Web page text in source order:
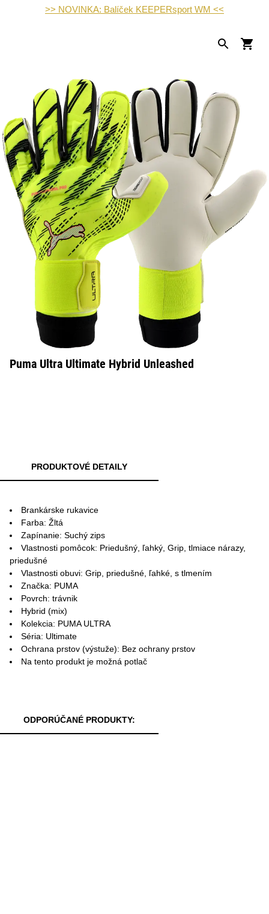
>> NOVINKA: Balíček KEEPERsport WM <<
Puma Ultra Ultimate Hybrid Unleashed
PRODUKTOVÉ DETAILY
Brankárske rukavice
Farba: Žltá
Zapínanie: Suchý zips
Vlastnosti pomôcok: Priedušný, ľahký, Grip, tlmiace nárazy,
priedušné
Vlastnosti obuvi: Grip, priedušné, ľahké, s tlmením
Značka: PUMA
Povrch: trávnik
Hybrid (mix)
Kolekcia: PUMA ULTRA
Séria: Ultimate
Ochrana prstov (výstuže): Bez ochrany prstov
Na tento produkt je možná potlač
ODPORÚČANÉ PRODUKTY: